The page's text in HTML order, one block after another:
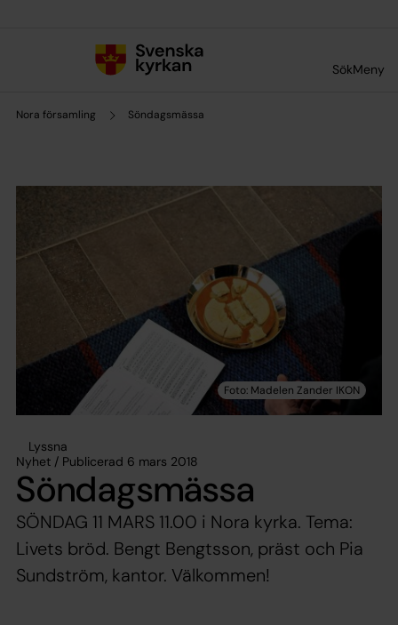
SökMeny
Nora församling Söndagsmässa
Lyssna
Nyhet / Publicerad 6 mars 2018
Söndagsmässa
SÖNDAG 11 MARS 11.00 i Nora kyrka. Tema:
Livets bröd. Bengt Bengtsson, präst och Pia
Sundström, kantor. Välkommen!